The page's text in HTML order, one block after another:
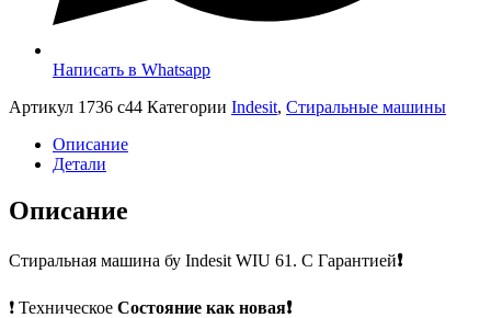
Написать в Whatsapp
Артикул 1736 c44 Категории Indesit, Стиральные машины
Описание
Детали
Описание
Стиральная машина бу Indesit WIU 61. С Гарантией❗
❗ Техническое Состояние как новая❗